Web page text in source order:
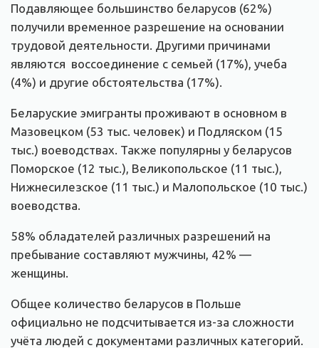
Подавляющее большинство беларусов (62%)
получили временное разрешение на основании
трудовой деятельности. Другими причинами
являются воссоединение с семьей (17%), учеба
(4%) и другие обстоятельства (17%).
Беларуские эмигранты проживают в основном в
Мазовецком (53 тыс. человек) и Подляском (15
тыс.) воеводствах. Также популярны у беларусов
Поморское (12 тыс.), Великопольское (11 тыс.),
Нижнесилезское (11 тыс.) и Малопольское (10 тыс.)
воеводства.
58% обладателей различных разрешений на
пребывание составляют мужчины, 42% —
женщины.
Общее количество беларусов в Польше
официально не подсчитывается из-за сложности
учёта людей с документами различных категорий.